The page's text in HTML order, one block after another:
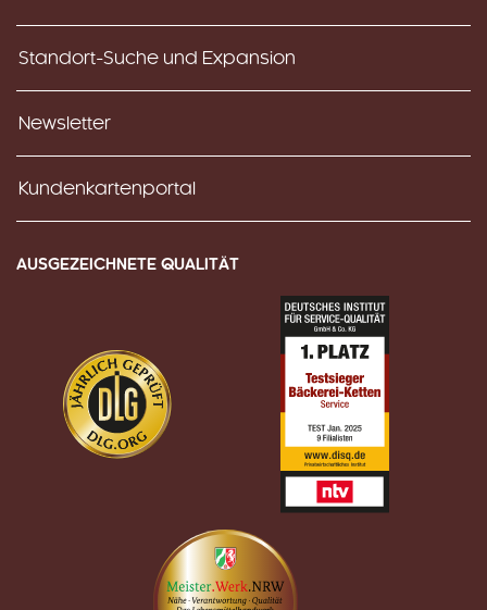
Standort-Suche und Expansion
Newsletter
Kundenkartenportal
AUSGEZEICHNETE QUALITÄT